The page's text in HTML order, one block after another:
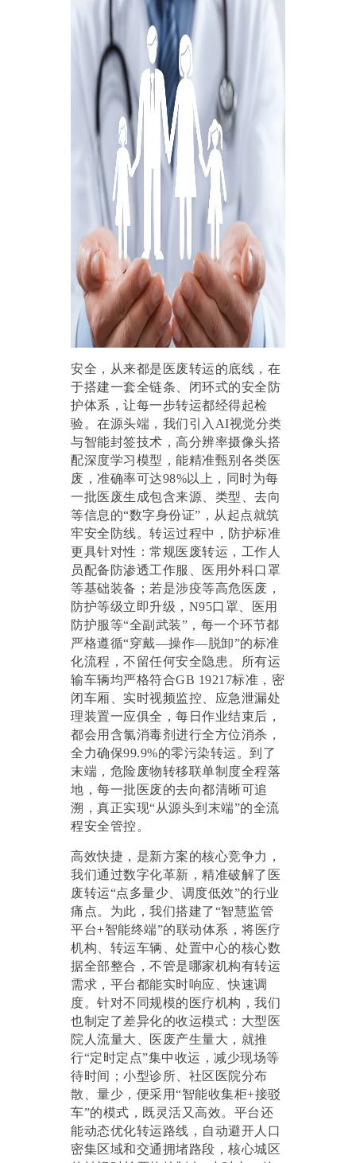
安全，从来都是医废转运的底线，在
于搭建一套全链条、闭环式的安全防
护体系，让每一步转运都经得起检
验。在源头端，我们引入 AI视觉分类
与智能封签技术，高分辨率摄像头搭
配深度学习模型，能精准甄别各类医
废，准确率可达98%以上，同时为每
一批医废生成包含来源、类型、去向
等信息的“数字身份证”，从起点就筑
牢安全防线。转运过程中，防护标准
更具针对性：常规医废转运，工作人
员配备防渗透工作服、医用外科口罩
等基础装备；若是涉疫等高危医废，
防护等级立即升级，N95口罩、医用
防护服等“全副武装”，每一个环节都
严格遵循“穿戴—操作—脱卸”的标准
化流程，不留任何安全隐患。所有运
输车辆均严格符合GB 19217标准，密
闭车厢、实时视频监控、应急泄漏处
理装置一应俱全，每日作业结束后，
都会用含氯消毒剂进行全方位消杀，
全力确保99.9%的零污染转运。到了
末端，危险废物转移联单制度全程落
地，每一批医废的去向都清晰可追
溯，真正实现“从源头到末端”的全流
程安全管控。
高效快捷，是新方案的核心竞争力，
我们通过数字化革新，精准破解了医
废转运“点多量少、调度低效”的行业
痛点。为此，我们搭建了“智慧监管
平台+智能终端”的联动体系，将医疗
机构、转运车辆、处置中心的核心数
据全部整合，不管是哪家机构有转运
需求，平台都能实时响应、快速调
度。针对不同规模的医疗机构，我们
也制定了差异化的收运模式：大型医
院人流量大、医废产生量大，就推
行“定时定点”集中收运，减少现场等
待时间；小型诊所、社区医院分布
散、量少，便采用“智能收集柜+接驳
车”的模式，既灵活又高效。平台还
能动态优化转运路线，自动避开人口
密集区域和交通拥堵路段，核心城区